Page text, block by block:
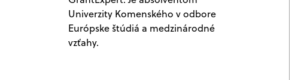
Univerzity Komenského v odbore
Európske štúdiá a medzinárodné
vzťahy.